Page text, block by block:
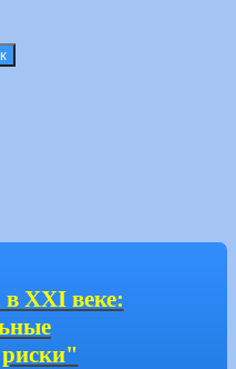
ХХI веке: